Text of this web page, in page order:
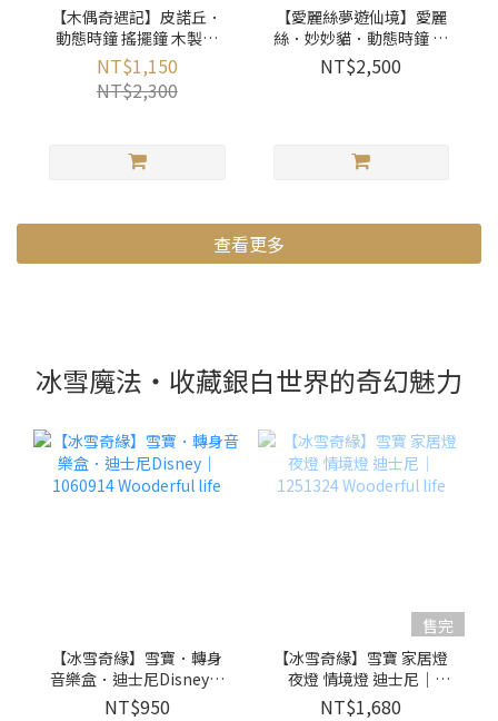
【木偶奇遇記】皮諾丘．
動態時鐘 搖擺鐘 木製掛
鐘．迪士尼Disney｜
1255423 Wooderful life
NT$1,150
NT$2,300
【愛麗絲夢遊仙境】愛麗
絲．妙妙貓．動態時鐘 搖
擺鐘 木製掛鐘．迪士尼
Disney｜1255419
NT$2,500
查看更多
冰雪魔法・收藏銀白世界的奇幻魅力
【冰雪奇緣】雪寶．轉身
音樂盒．迪士尼Disney｜
1060914 Wooderful life
NT$950
售完
【冰雪奇緣】雪寶 家居燈
夜燈 情境燈 迪士尼｜
1251324 Wooderful life
NT$1,680